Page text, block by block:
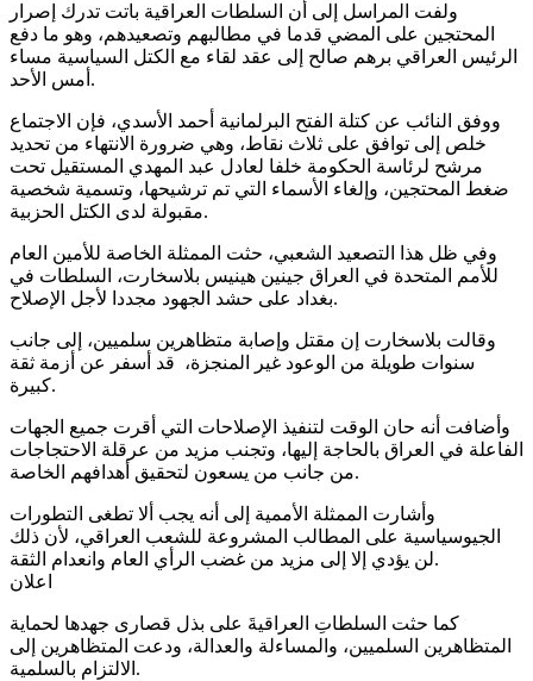
ولفت المراسل إلى أن السلطات العراقية باتت تدرك إصرار
المحتجين على المضي قدما في مطالبهم وتصعيدهم، وهو ما دفع
الرئيس العراقي برهم صالح إلى عقد لقاء مع الكتل السياسية مساء
أمس الأحد.
ووفق النائب عن كتلة الفتح البرلمانية أحمد الأسدي، فإن الاجتماع
خلص إلى توافق على ثلاث نقاط، وهي ضرورة الانتهاء من تحديد
مرشح لرئاسة الحكومة خلفا لعادل عبد المهدي المستقيل تحت
ضغط المحتجين، وإلغاء الأسماء التي تم ترشيحها، وتسمية شخصية
مقبولة لدى الكتل الحزبية.
وفي ظل هذا التصعيد الشعبي، حثت الممثلة الخاصة للأمين العام
للأمم المتحدة في العراق جينين هينيس بلاسخارت، السلطات في
بغداد على حشد الجهود مجددا لأجل الإصلاح.
وقالت بلاسخارت إن مقتل وإصابة متظاهرين سلميين، إلى جانب
سنوات طويلة من الوعود غير المنجزة، قد أسفر عن أزمة ثقة
كبيرة.
وأضافت أنه حان الوقت لتنفيذ الإصلاحات التي أقرت جميع الجهات
الفاعلة في العراق بالحاجة إليها، وتجنب مزيد من عرقلة الاحتجاجات
من جانب من يسعون لتحقيق أهدافهم الخاصة.
وأشارت الممثلة الأممية إلى أنه يجب ألا تطغى التطورات
الجيوسياسية على المطالب المشروعة للشعب العراقي، لأن ذلك
لن يؤدي إلا إلى مزيد من غضب الرأي العام وانعدام الثقة.
اعلان
كما حثت السلطاتِ العراقيةَ على بذل قصارى جهدها لحماية
المتظاهرين السلميين، والمساءلة والعدالة، ودعت المتظاهرين إلى
الالتزام بالسلمية.